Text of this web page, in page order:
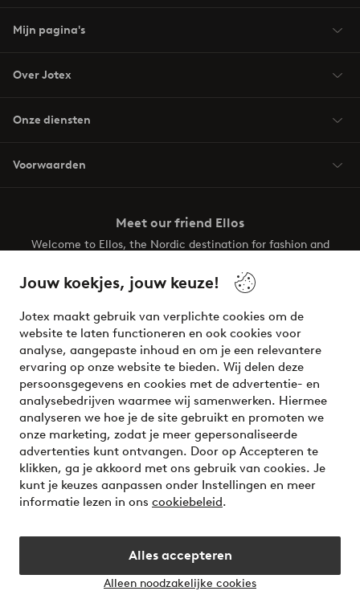
Jouw koekjes, jouw keuze!
Jotex maakt gebruik van verplichte cookies om de
website te laten functioneren en ook cookies voor
analyse, aangepaste inhoud en om je een relevantere
ervaring op onze website te bieden. Wij delen deze
persoonsgegevens en cookies met de advertentie- en
analysebedrijven waarmee wij samenwerken. Hiermee
analyseren we hoe je de site gebruikt en promoten we
onze marketing, zodat je meer gepersonaliseerde
advertenties kunt ontvangen. Door op Accepteren te
klikken, ga je akkoord met ons gebruik van cookies. Je
kunt je keuzes aanpassen onder Instellingen en meer
informatie lezen in ons cookiebeleid.
Alles accepteren
Alleen noodzakelijke cookies
Mijn pagina's
Over Jotex
Onze diensten
Voorwaarden
Meet our friend Ellos
Welcome to Ellos, the Nordic destination for fashion and
your wardrobe. Your next inspiring look is here!
Veilig betalen - Nu betalen of opsplitsen
Wil je meer weten over onze betaalopties?